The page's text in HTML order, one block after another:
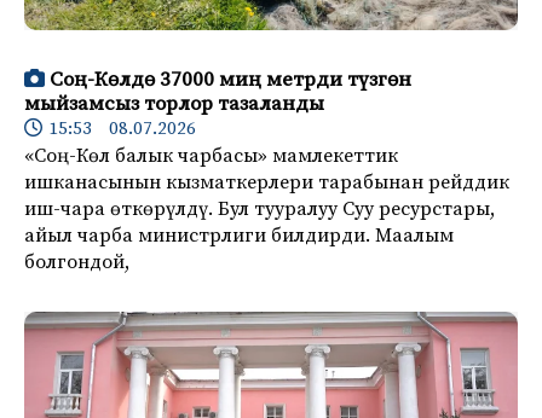
Соң-Көлдө 37000 миң метрди түзгөн
мыйзамсыз торлор тазаланды
15:53 08.07.2026
«Соң-Көл балык чарбасы» мамлекеттик
ишканасынын кызматкерлери тарабынан рейддик
иш-чара өткөрүлдү. Бул тууралуу Суу ресурстары,
айыл чарба министрлиги билдирди. Маалым
болгондой,